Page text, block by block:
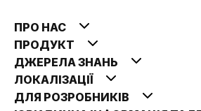
ПРО НАС
ПРОДУКТ
ДЖЕРЕЛА ЗНАНЬ
ЛОКАЛІЗАЦІЇ
ДЛЯ РОЗРОБНИКІВ